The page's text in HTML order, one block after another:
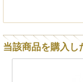
当該商品を購入し